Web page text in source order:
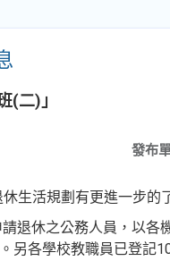
(二)」
發布
生活規劃有更進一步的
退休之公務人員，以各
另各學校教職員已登記